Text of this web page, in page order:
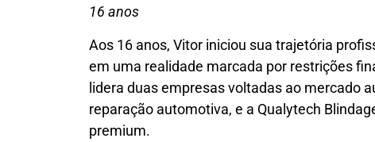
16 anos
Aos 16 anos, Vitor iniciou sua trajetória
em uma realidade marcada por restrições
lidera duas empresas voltadas ao mercado
reparação automotiva, e a Qualytech
premium.